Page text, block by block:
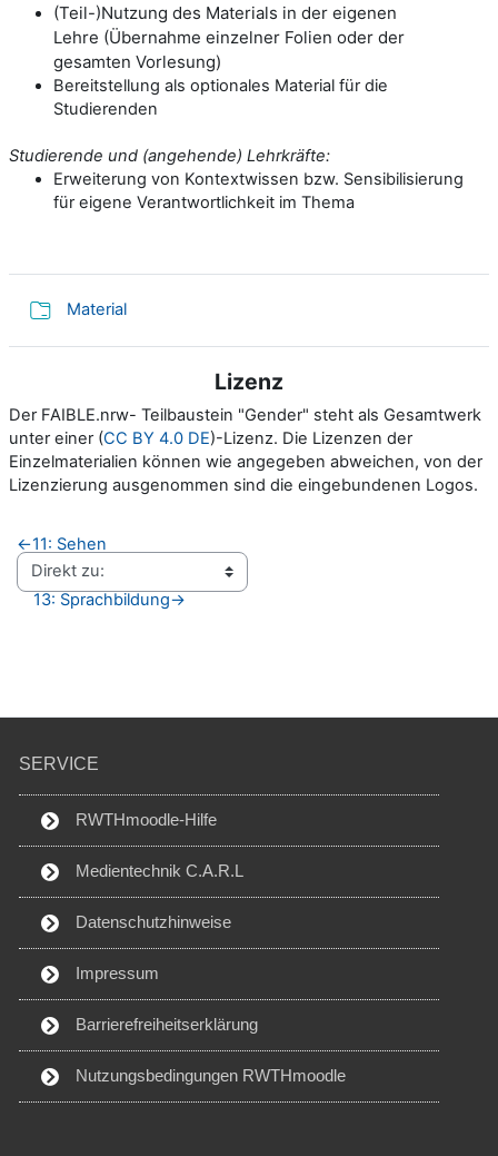
(Teil-)Nutzung des Materials in der eigenen
Lehre (Übernahme einzelner Folien oder der
gesamten Vorlesung)
Bereitstellung als optionales Material für die
Studierenden
Studierende und (angehende) Lehrkräfte:
Erweiterung von Kontextwissen bzw. Sensibilisierung
füreigene Verantwortlichkeit im Thema
MaterialVerzeichnis
Lizenz
Der FAIBLE.nrw- Teilbaustein "Gender" steht als Gesamtwerk
unter einer (CC BY 4.0 DE)-Lizenz. Die Lizenzen der
Einzelmaterialien können wie angegeben abweichen, von der
Lizenzierung ausgenommen sind die eingebundenen Logos.
←11: Sehen
→
13: Sprachbildung
SERVICE
RWTHmoodle-Hilfe
Medientechnik C.A.R.L
Datenschutzhinweise
Impressum
Barrierefreiheitserklärung
Nutzungsbedingungen RWTHmoodle